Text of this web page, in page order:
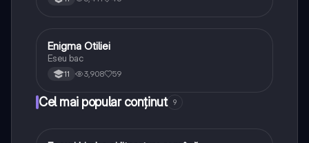
Limba și literatura română
Enigma Otiliei
Eseu bac
11 3,908 59
Cel mai popular conținut 9